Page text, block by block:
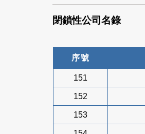
閉鎖性公司名錄
序號
151
152
153